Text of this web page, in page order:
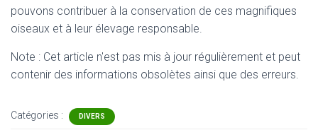
pouvons contribuer à la conservation de ces magnifiques
oiseaux et à leur élevage responsable.
Note : Cet article n'est pas mis à jour régulièrement et peut
contenir des informations obsolètes ainsi que des erreurs.
Catégories : DIVERS